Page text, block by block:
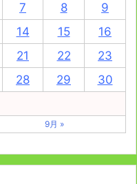
7 8
9
14 15
16
21 22
23
28 29
30
9月 »